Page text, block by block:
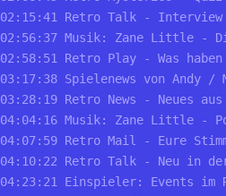
02:15:41 Retro Talk - Interview
02:56:37 Musik: Zane Little -
02:58:51 Retro Play - Was
03:17:38 Spielenews von Andy
03:28:19 Retro News - Neues
04:04:16 Musik: Zane Little -
04:07:59 Retro Mail - Eure
04:10:22 Retro Talk - Neu in der
04:23:21 Einspieler: Events im